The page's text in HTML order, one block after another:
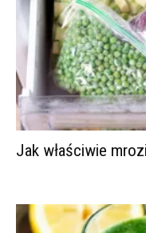
Jak właściwie